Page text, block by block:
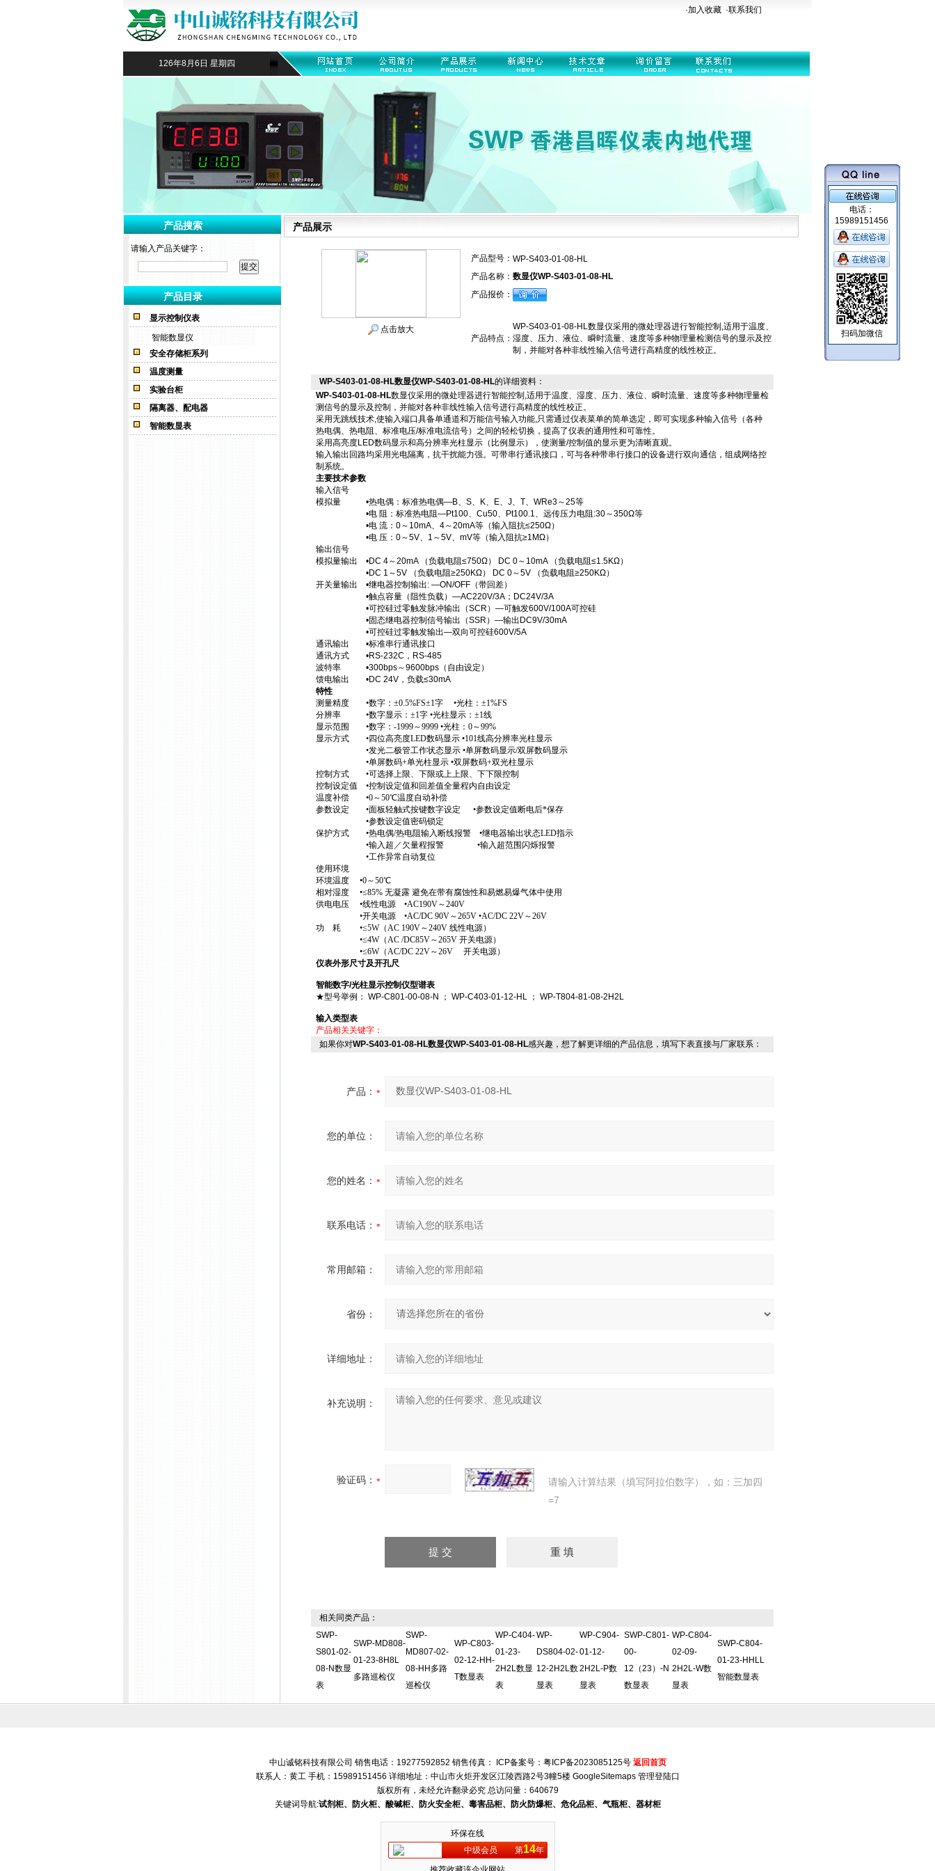
·加入收藏 ·联系我们
126年8月6日 星期四
产品搜索
请输入产品关键字：
产品目录
显示控制仪表
智能数显仪
安全存储柜系列
温度测量
实验台柜
隔离器、配电器
智能数显表
产品展示
点击放大
产品型号： WP-S403-01-08-HL
产品名称： 数显仪WP-S403-01-08-HL
产品报价：
产品特点：
WP-S403-01-08-HL数显仪采用的微处理器进行智能控制,适用于温度、
湿度、压力、液位、瞬时流量、速度等多种物理量检测信号的显示及控
制，并能对各种非线性输入信号进行高精度的线性校正。
WP-S403-01-08-HL数显仪WP-S403-01-08-HL的详细资料：
WP-S403-01-08-HL数显仪采用的微处理器进行智能控制,适用于温度、湿度、压力、液位、瞬时流量、速度等多种物理量检
测信号的显示及控制，并能对各种非线性输入信号进行高精度的线性校正。
采用无跳线技术,使输入端口具备单通道和万能信号输入功能,只需通过仪表菜单的简单选定，即可实现多种输入信号（各种
热电偶、热电阻、标准电压/标准电流信号）之间的轻松切换，提高了仪表的通用性和可靠性。
采用高亮度LED数码显示和高分辨率光柱显示（比例显示），使测量/控制值的显示更为清晰直观。
输入输出回路均采用光电隔离，抗干扰能力强。可带串行通讯接口，可与各种带串行接口的设备进行双向通信，组成网络控
制系统。
主要技术参数
输入信号
模拟量 •热电偶：标准热电偶—B、S、K、E、J、T、WRe3～25等
•电 阻：标准热电阻—Pt100、Cu50、Pt100.1、远传压力电阻:30～350Ω等
•电 流：0～10mA、4～20mA等（输入阻抗≤250Ω）
•电 压：0～5V、1～5V、mV等（输入阻抗≥1MΩ）
输出信号
模拟量输出 •DC 4～20mA （负载电阻≤750Ω） DC 0～10mA （负载电阻≤1.5KΩ）
•DC 1～5V （负载电阻≥250KΩ） DC 0～5V （负载电阻≥250KΩ）
开关量输出 •继电器控制输出: —ON/OFF（带回差）
•触点容量（阻性负载）—AC220V/3A；DC24V/3A
•可控硅过零触发脉冲输出（SCR）—可触发600V/100A可控硅
•固态继电器控制信号输出（SSR）—输出DC9V/30mA
•可控硅过零触发输出—双向可控硅600V/5A
通讯输出 •标准串行通讯接口
通讯方式 •RS-232C，RS-485
波特率 •300bps～9600bps（自由设定）
馈电输出 •DC 24V，负载≤30mA
特性
测量精度 •数字：±0.5%FS±1字 •光柱：±1%FS
分辨率 •数字显示：±1字 •光柱显示：±1线
显示范围 •数字：-1999～9999 •光柱：0～99%
显示方式 •四位高亮度LED数码显示 •101线高分辨率光柱显示
•发光二极管工作状态显示 •单屏数码显示/双屏数码显示
•单屏数码+单光柱显示 •双屏数码+双光柱显示
控制方式 •可选择上限、下限或上上限、下下限控制
控制设定值 •控制设定值和回差值全量程内自由设定
温度补偿 •0～50℃温度自动补偿
参数设定 •面板轻触式按键数字设定 •参数设定值断电后*保存
•参数设定值密码锁定
保护方式 •热电偶/热电阻输入断线报警 •继电器输出状态LED指示
•输入超／欠量程报警 •输入超范围闪烁报警
•工作异常自动复位
使用环境
环境温度 •0～50℃
相对湿度 •≤85% 无凝露 避免在带有腐蚀性和易燃易爆气体中使用
供电电压 •线性电源 •AC190V～240V
•开关电源 •AC/DC 90V～265V •AC/DC 22V～26V
功 耗 •≤5W（AC 190V～240V 线性电源）
•≤4W（AC /DC85V～265V 开关电源）
•≤6W（AC/DC 22V～26V 开关电源）
仪表外形尺寸及开孔尺
智能数字/光柱显示控制仪型谱表
★型号举例： WP-C801-00-08-N ； WP-C403-01-12-HL ； WP-T804-81-08-2H2L
输入类型表
产品相关关键字：
如果你对WP-S403-01-08-HL数显仪WP-S403-01-08-HL感兴趣，想了解更详细的产品信息，填写下表直接与厂家联系：
产品：
您的单位：
您的姓名：
联系电话：
常用邮箱：
省份：
详细地址：
补充说明：
验证码：
请输入计算结果（填写阿拉伯数字），如：三加四
=7
相关同类产品：
SWP-
S801-02-
08-N数显
表
SWP-MD808-
01-23-8H8L
多路巡检仪
SWP-
MD807-02-
08-HH多路
巡检仪
WP-C803-
02-12-HH-
T数显表
WP-C404-
01-23-
2H2L数显
表
WP-
DS804-02-
12-2H2L数
显表
WP-C904-
01-12-
2H2L-P数
显表
SWP-C801-
00-
12（23）-N
数显表
WP-C804-
02-09-
2H2L-W数
显表
SWP-C804-
01-23-HHLL
智能数显表
中山诚铭科技有限公司 销售电话：19277592852 销售传真： ICP备案号： 粤ICP备2023085125号 返回首页
联系人：黄工 手机：15989151456 详细地址：中山市火炬开发区江陵西路2号3幢5楼 GoogleSitemaps 管理登陆口
版权所有，未经允许翻录必究总访问量：640679
关键词导航:试剂柜、防火柜、酸碱柜、防火安全柜、毒害品柜、防火防爆柜、危化品柜、气瓶柜、器材柜
电话：
15989151456
扫码加微信
环保在线
中级会员
第14年